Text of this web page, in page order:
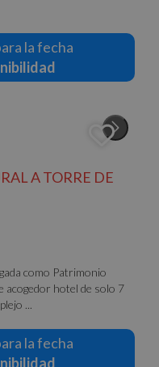
la fecha
A TORRE DE
como Patrimonio
acogedor hotel de solo 7
...
la fecha